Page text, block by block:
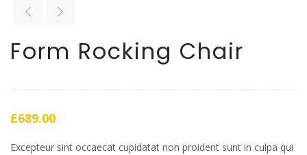
Form Rocking Chair
£689.00
Excepteur sint occaecat cupidatat non proident sunt in culpa qui